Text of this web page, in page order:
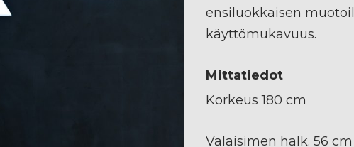
ensiluokkaisen
käyttömukavuus.
Mittatiedot
Korkeus 180 cm
Valaisimen halk. 56 cm